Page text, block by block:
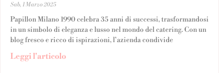
Sab, 1 Marzo 2025
Papillon Milano 1990 celebra 35 anni di successi, trasformandosi
in un simbolo di eleganza e lusso nel mondo del catering. Con un
blog fresco e ricco di ispirazioni, l’azienda condivide
Leggi l'articolo